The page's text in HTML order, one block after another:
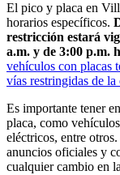
El pico y placa en
horarios específicos.
restricción estará
a.m. y de 3:00 p.m.
vehículos con placas
vías restringidas de la
Es importante tener
placa, como
eléctricos, entre
anuncios oficiales y
cualquier cambio en